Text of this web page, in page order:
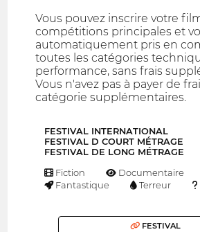
Vous pouvez inscrire votre
compétitions principales et
automatiquement pris en
toutes les catégories
performance, sans frais
Vous n'avez pas à payer de
catégorie supplémentaires.
FESTIVAL INTERNATIONAL
FESTIVAL D COURT MÉTRAGE
FESTIVAL DE LONG MÉTRAGE
Fiction Documentaire
Fantastique
Terreur
FESTIVAL